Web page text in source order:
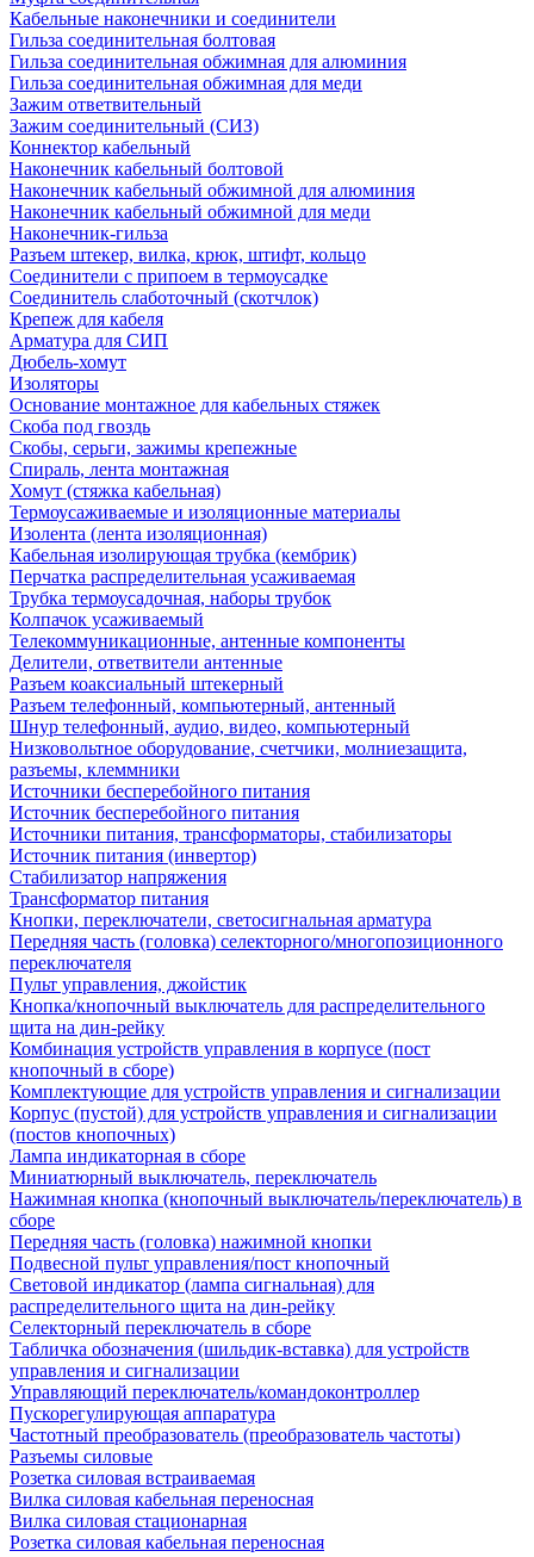
Кабельные наконечники и соединители
Гильза соединительная болтовая
Гильза соединительная обжимная для алюминия
Гильза соединительная обжимная для меди
Зажим ответвительный
Зажим соединительный (СИЗ)
Коннектор кабельный
Наконечник кабельный болтовой
Наконечник кабельный обжимной для алюминия
Наконечник кабельный обжимной для меди
Наконечник-гильза
Разъем штекер, вилка, крюк, штифт, кольцо
Соединители с припоем в термоусадке
Соединитель слаботочный (скотчлок)
Крепеж для кабеля
Арматура для СИП
Дюбель-хомут
Изоляторы
Основание монтажное для кабельных стяжек
Скоба под гвоздь
Скобы, серьги, зажимы крепежные
Спираль, лента монтажная
Хомут (стяжка кабельная)
Термоусаживаемые и изоляционные материалы
Изолента (лента изоляционная)
Кабельная изолирующая трубка (кембрик)
Перчатка распределительная усаживаемая
Трубка термоусадочная, наборы трубок
Колпачок усаживаемый
Телекоммуникационные, антенные компоненты
Делители, ответвители антенные
Разъем коаксиальный штекерный
Разъем телефонный, компьютерный, антенный
Шнур телефонный, аудио, видео, компьютерный
Низковольтное оборудование, счетчики, молниезащита,
разъемы, клеммники
Источники бесперебойного питания
Источник бесперебойного питания
Источники питания, трансформаторы, стабилизаторы
Источник питания (инвертор)
Стабилизатор напряжения
Трансформатор питания
Кнопки, переключатели, светосигнальная арматура
Передняя часть (головка) селекторного/многопозиционного
переключателя
Пульт управления, джойстик
Кнопка/кнопочный выключатель для распределительного
щита на дин-рейку
Комбинация устройств управления в корпусе (пост
кнопочный в сборе)
Комплектующие для устройств управления и сигнализации
Корпус (пустой) для устройств управления и сигнализации
(постов кнопочных)
Лампа индикаторная в сборе
Миниатюрный выключатель, переключатель
Нажимная кнопка (кнопочный выключатель/переключатель) в
сборе
Передняя часть (головка) нажимной кнопки
Подвесной пульт управления/пост кнопочный
Световой индикатор (лампа сигнальная) для
распределительного щита на дин-рейку
Селекторный переключатель в сборе
Табличка обозначения (шильдик-вставка) для устройств
управления и сигнализации
Управляющий переключатель/командоконтроллер
Пускорегулирующая аппаратура
Частотный преобразователь (преобразователь частоты)
Разъемы силовые
Розетка силовая встраиваемая
Вилка силовая кабельная переносная
Вилка силовая стационарная
Розетка силовая кабельная переносная